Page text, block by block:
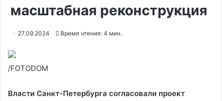
масштабная реконструкция
27.09.2024 Время чтения: 4 мин.
/FOTODOM
Власти Санкт-Петербурга согласовали проект